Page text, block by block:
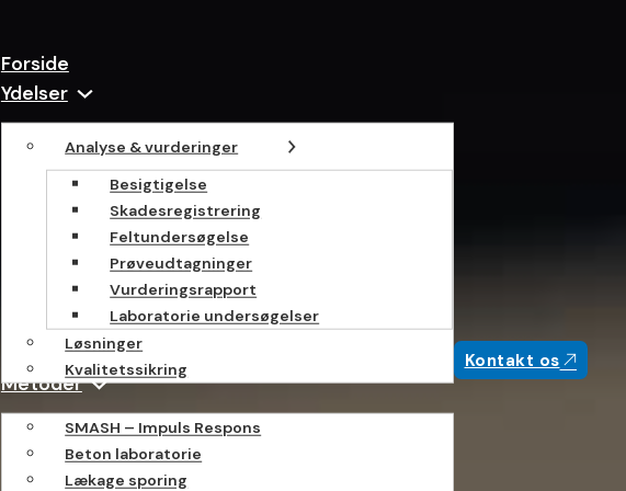
Forside
Ydelser
Analyse & vurderinger
Besigtigelse
Skadesregistrering
Feltundersøgelse
Prøveudtagninger
Vurderingsrapport
Laboratorie undersøgelser
Løsninger
Kvalitetssikring
Metoder
SMASH – Impuls Respons
Beton laboratorie
Lækage sporing
Kontakt os